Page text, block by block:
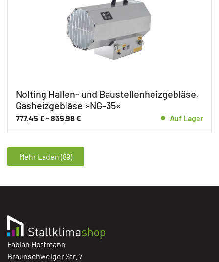
Nolting Hallen- und Baustellenheizgebläse,
Gasheizgebläse »NG-35«
777,45 €- 835,98 € Auf Lager
Mehr Laden (89)
Fabian Hoffmann
Braunschweiger Str. 7